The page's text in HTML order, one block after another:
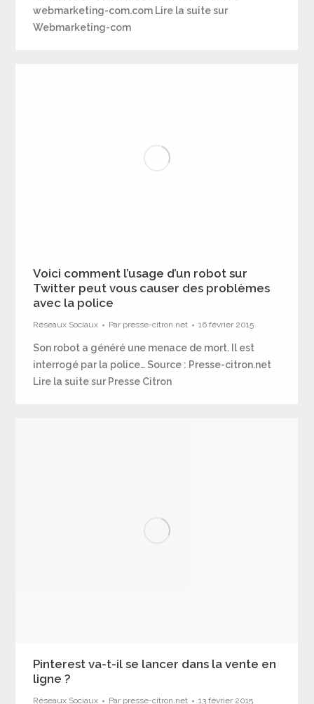
webmarketing-com.com Lire la suite sur
Webmarketing-com
Voici comment l’usage d’un robot sur
Twitter peut vous causer des problèmes
avec la police
Réseaux Sociaux Par presse-citron.net 16 février 2015
Son robot a généré une menace de mort. Il est
interrogé par la police… Source : Presse-citron.net
Lire la suite sur Presse Citron
Pinterest va-t-il se lancer dans la vente en
ligne ?
Réseaux Sociaux Par presse-citron.net 13 février 2015